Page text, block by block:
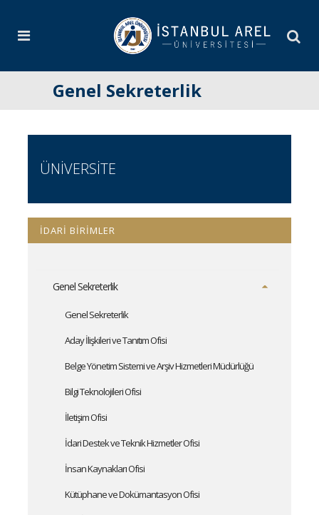
Genel Sekreterlik
ÜNİVERSİTE
İDARİ BİRİMLER
Genel Sekreterlik
Genel Sekreterlik
Aday İlişkileri ve Tanıtım Ofisi
Belge Yönetim Sistemi ve Arşiv Hizmetleri Müdürlüğü
Bilgi Teknolojileri Ofisi
İletişim Ofisi
İdari Destek ve Teknik Hizmetler Ofisi
İnsan Kaynakları Ofisi
Kütüphane ve Dokümantasyon Ofisi